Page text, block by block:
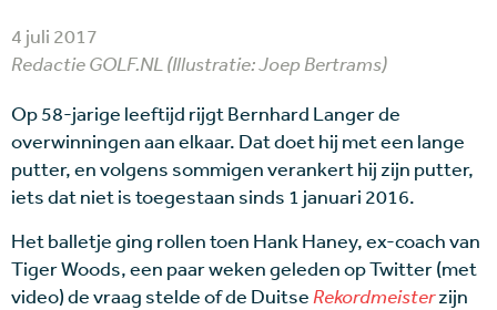
4 juli 2017
Redactie GOLF.NL (Illustratie: Joep Bertrams)
Op 58-jarige leeftijd rijgt Bernhard Langer de
overwinningen aan elkaar. Dat doet hij met een lange
putter, en volgens sommigen verankert hij zijn putter,
iets dat niet is toegestaan sinds 1 januari 2016.
Het balletje ging rollen toen Hank Haney, ex-coach van
Tiger Woods, een paar weken geleden op Twitter (met
video) de vraag stelde of de Duitse Rekordmeisterzijn